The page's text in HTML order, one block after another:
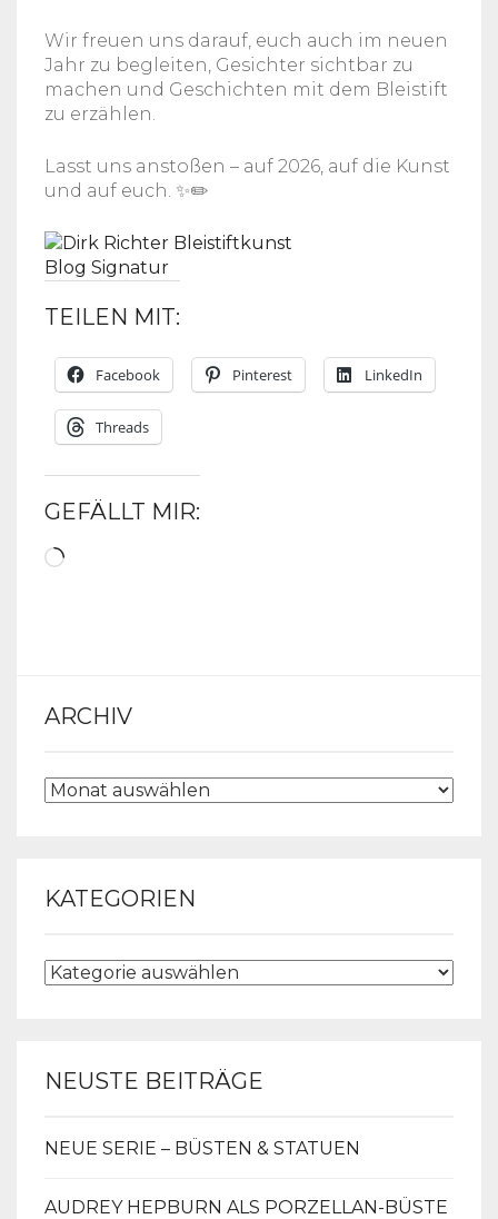
Wir freuen uns darauf, euch auch im neuen
Jahr zu begleiten, Gesichter sichtbar zu
machen und Geschichten mit dem Bleistift
zu erzählen.
Lasst uns anstoßen – auf 2026, auf die Kunst
und auf euch. ✨✏️
TEILEN MIT:
Facebook Pinterest LinkedIn
Threads
GEFÄLLT MIR:
Wird
ARCHIV
KATEGORIEN
NEUSTE BEITRÄGE
NEUE SERIE – BÜSTEN & STATUEN
AUDREY HEPBURN ALS PORZELLAN-BÜSTE